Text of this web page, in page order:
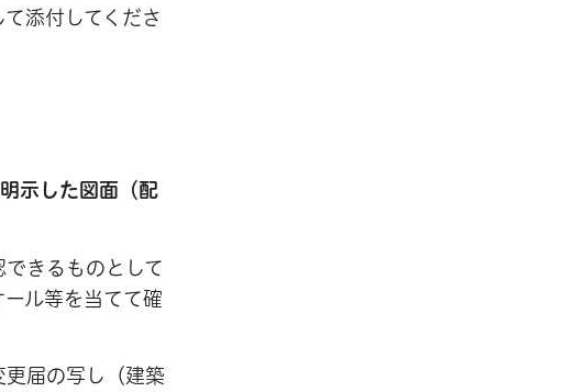
添付してくださ
示した図面（配
きるものとして
ル等を当てて確
届の写し（建築